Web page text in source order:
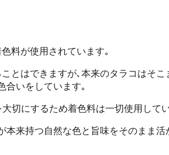
料が使用されています｡
とはできますが､本来のタラコはそこ
合いをしています｡
切にするため着色料は一切使用して
本来持つ自然な色と旨味をそのまま活